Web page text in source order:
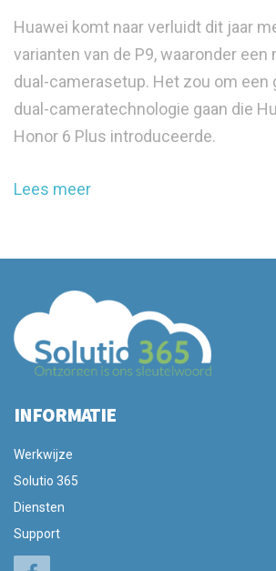
Huawei komt naar verluidt dit jaar
varianten van de P9, waaronder een
dual-camerasetup. Het zou om een
dual-cameratechnologie gaan die
Honor 6 Plus introduceerde.
Lees meer
INFORMATIE
Werkwijze
Solutio 365
Diensten
Support